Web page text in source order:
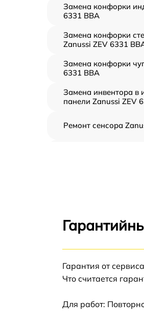
Замена конфорки
6331 BBA
Замена конфорки
Zanussi ZEV 6331
Замена конфорки
6331 BBA
Замена инвентора в
панели Zanussi ZEV
Ремонт сенсора
Ремонт модуля
Замена сенсора
Гарантия от
Что считается
Для работ: